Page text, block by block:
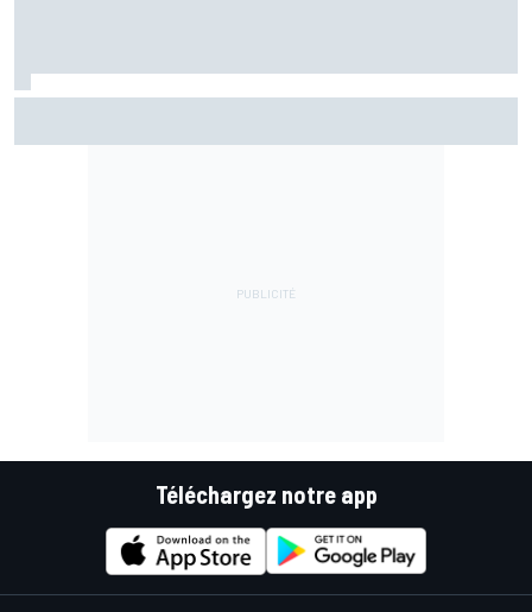
Téléchargez notre app